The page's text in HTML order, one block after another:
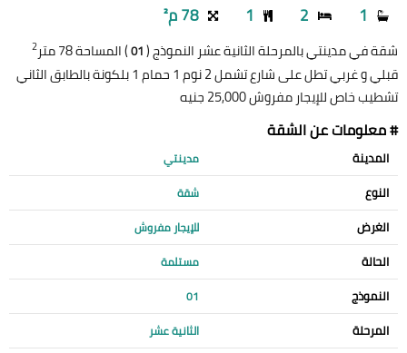
1
2
1 78 م²
شقة في مدينتي بالمرحلة الثانية عشر النموذج (01) المساحة 78 متر 2
قبلي و غربي تطل على شارع تشمل 2 نوم 1 حمام 1 بلكونة بالطابق الثاني
تشطيب خاص للإيجار مفروش 25,000 جنيه
# معلومات عن الشقة
المدينة مدينتي
النوع شقة
الغرض للإيجار مفروش
الحالة مستلمة
النموذج 01
المرحلة الثانية عشر